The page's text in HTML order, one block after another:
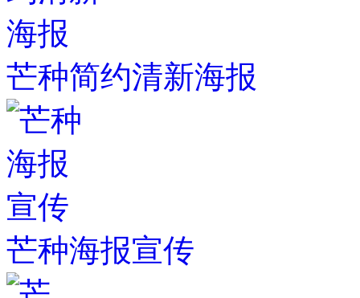
芒种简约清新海报
芒种海报宣传